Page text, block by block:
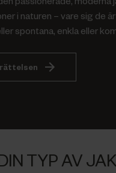
i naturen – vare sig de
spontana, enkla eller
TYP AV